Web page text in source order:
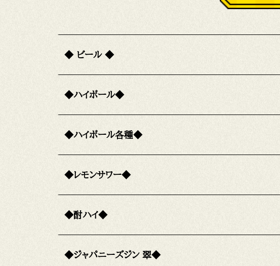
◆ ビール ◆
◆ハイボール◆
◆ハイボール各種◆
◆レモンサワー◆
◆酎ハイ◆
◆ジャパニーズジン 翠◆